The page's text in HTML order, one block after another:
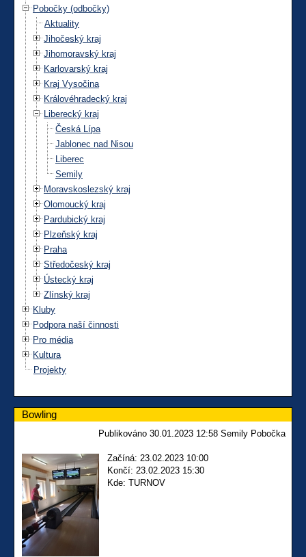
Pobočky (odbočky)
Aktuality
Jihočeský kraj
Jihomoravský kraj
Karlovarský kraj
Kraj Vysočina
Královéhradecký kraj
Liberecký kraj
Česká Lípa
Jablonec nad Nisou
Liberec
Semily
Moravskoslezský kraj
Olomoucký kraj
Pardubický kraj
Plzeňský kraj
Praha
Středočeský kraj
Ústecký kraj
Zlínský kraj
Kluby
Podpora naší činnosti
Pro média
Kultura
Projekty
Bowling
Publikováno 30.01.2023 12:58 Semily Pobočka
Začíná: 23.02.2023 10:00
Končí: 23.02.2023 15:30
Kde: TURNOV